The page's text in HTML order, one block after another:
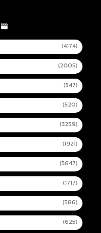
(4174)
(2005)
(547)
(520)
(3259)
(1921)
(5647)
(1717)
(586)
(625)